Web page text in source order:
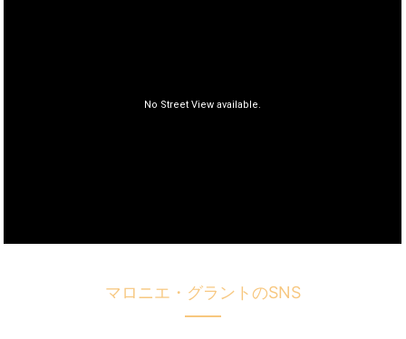
マロニエ・グラントのSNS